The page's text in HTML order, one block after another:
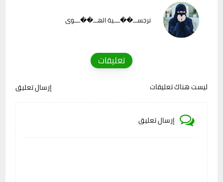
نرجســـ��ــــية الهـــ��ــــوى
تعليقات
ليست هناك تعليقات إرسال تعليق
إرسال تعليق